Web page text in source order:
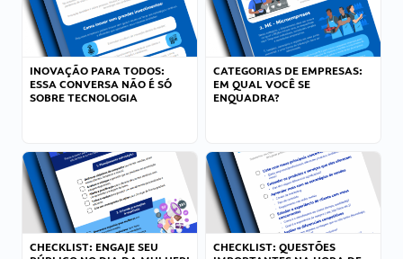
INOVAÇÃO PARA TODOS:
ESSA CONVERSA NÃO É SÓ
SOBRE TECNOLOGIA
CATEGORIAS DE EMPRESAS:
EM QUAL VOCÊ SE
ENQUADRA?
CHECKLIST: ENGAJE SEU
CHECKLIST: QUESTÕES